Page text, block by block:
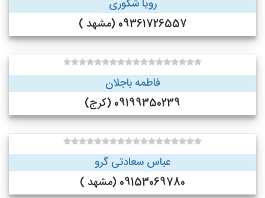
رویا شکوری
09361726557 (مشهد )
فاطمه باجلان
09199350239 (کرج)
عباس سعادتی گرو
09153069780 (مشهد )